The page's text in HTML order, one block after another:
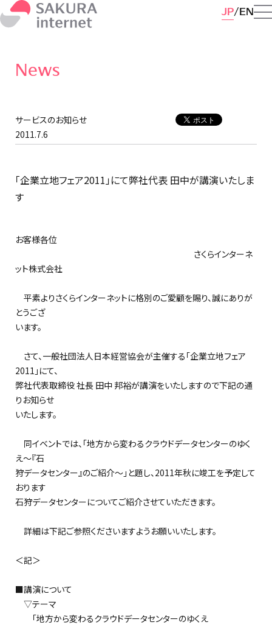
JP EN
News
サービスのお知らせ
2011.7.6
「企業立地フェア2011」にて弊社代表 田中が講演いたしま
す
お客様各位
さくらインターネ
ット株式会社
平素よりさくらインターネットに格別のご愛顧を賜り、誠にありが
とうござ
います。
さて、一般社団法人日本経営協会が主催する「企業立地フェア
2011」にて、
弊社代表取締役 社長 田中 邦裕が講演をいたしますので下記の通
りお知らせ
いたします。
同イベントでは、「地方から変わるクラウドデータセンターのゆく
え～『石
狩データセンター』のご紹介～」と題し、2011年秋に竣工を予定して
おります
石狩データセンターについてご紹介させていただきます。
詳細は下記ご参照くださいますようお願いいたします。
＜記＞
■講演について
▽テーマ
「地方から変わるクラウドデータセンターのゆくえ